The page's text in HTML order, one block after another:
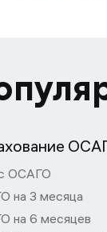
ОСАГО
на 3 месяца
на 6 месяцев